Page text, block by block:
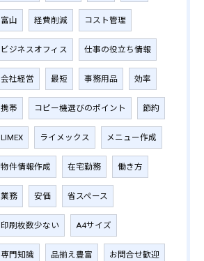
富山 経費削減 コスト管理
ビジネスオフィス 仕事の役立ち情報
会社経営 最短 事務用品 効率
携帯 コピー機選びのポイント 節約
LIMEX ライメックス メニュー作成
物件情報作成 在宅勤務 働き方
業務 安価 省スペース
印刷枚数少ない A4サイズ
専門知識 品揃え豊富 お問合せ歓迎